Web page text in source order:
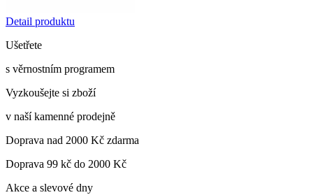
Detail produktu
Ušetřete
s věrnostním programem
Vyzkoušejte si zboží
v naší kamenné prodejně
Doprava nad 2000 Kč zdarma
Doprava 99 kč do 2000 Kč
Akce a slevové dny